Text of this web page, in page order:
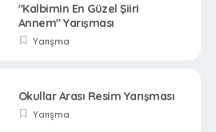
"Kalbimin En Güzel Şiiri
Annem" Yarışması
Yarışma
Okullar Arası Resim Yarışması
Yarışma